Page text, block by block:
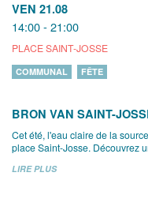
VEN 21.08
14:00 - 21:00
PLACE SAINT-JOSSE
COMMUNAL FÊTE
BRON VAN SAINT-
Cet été, l'eau claire de la
place Saint-Josse. Découvrez
LIRE PLUS